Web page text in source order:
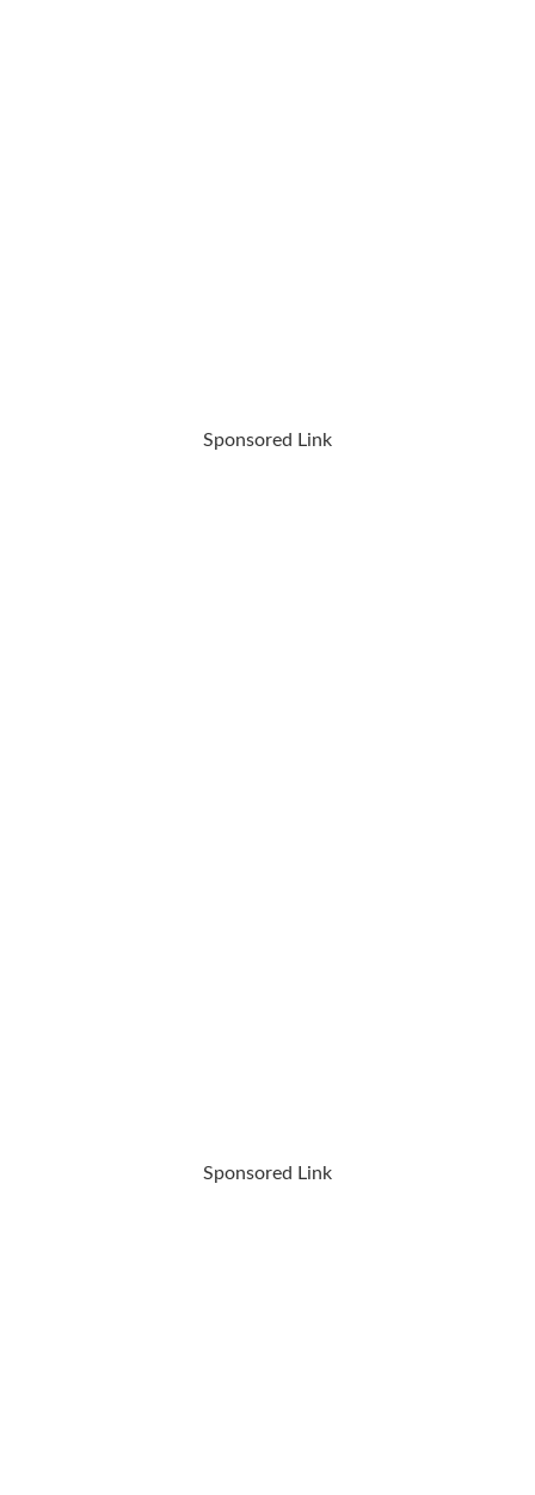
Sponsored Link
Sponsored Link